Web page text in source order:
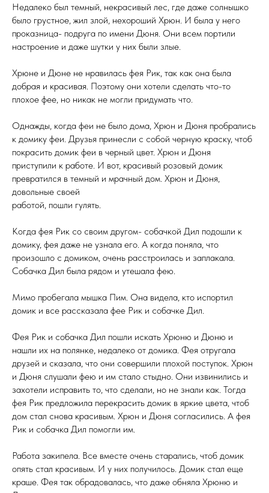
Недалеко был темный, некрасивый лес, где даже солнышко
было грустное, жил злой, нехороший Хрюн. И была у него
проказница- подруга по имени Дюня. Они всем портили
настроение и даже шутки у них были злые.
Хрюне и Дюне не нравилась фея Рик, так как она была
добрая и красивая. Поэтому они хотели сделать что-то
плохое фее, но никак не могли придумать что.
Однажды, когда феи не было дома, Хрюн и Дюня пробрались
к домику феи. Друзья принесли с собой черную краску, чтоб
покрасить домик феи в черный цвет. Хрюн и Дюня
приступили к работе. И вот, красивый розовый домик
превратился в темный и мрачный дом. Хрюн и Дюня,
довольные своей
работой, пошли гулять.
Когда фея Рик со своим другом- собачкой Дил подошли к
домику, фея даже не узнала его. А когда поняла, что
произошло с домиком, очень расстроилась и заплакала.
Собачка Дил была рядом и утешала фею.
Мимо пробегала мышка Пим. Она видела, кто испортил
домик и все рассказала фее Рик и собачке Дил.
Фея Рик и собачка Дил пошли искать Хрюню и Дюню и
нашли их на полянке, недалеко от домика. Фея отругала
друзей и сказала, что они совершили плохой поступок. Хрюн
и Дюня слушали фею и им стало стыдно. Они извинились и
захотели исправить то, что сделали, но не знали как. Тогда
фея Рик предложила перекрасить домик в яркие цвета, чтоб
дом стал снова красивым. Хрюн и Дюня согласились. А фея
Рик и собачка Дил помогли им.
Работа закипела. Все вместе очень старались, чтоб домик
опять стал красивым. И у них получилось. Домик стал еще
краше. Фея так обрадовалась, что даже обняла Хрюню и